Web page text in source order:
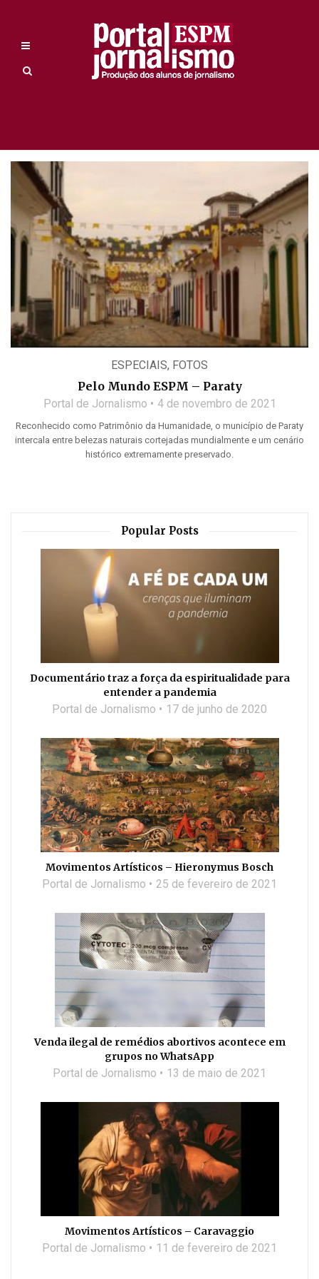
ESPECIAIS, FOTOS
Pelo Mundo ESPM – Paraty
Portal de Jornalismo 4 de novembro de 2021
Reconhecido como Patrimônio da Humanidade, o município de Paraty
intercala entre belezas naturais cortejadas mundialmente e um cenário
histórico extremamente preservado.
Popular Posts
Documentário traz a força da espiritualidade para
entender a pandemia
Portal de Jornalismo 17 de junho de 2020
Movimentos Artísticos – Hieronymus Bosch
Portal de Jornalismo 25 de fevereiro de 2021
Venda ilegal de remédios abortivos acontece em
grupos no WhatsApp
Portal de Jornalismo 13 de maio de 2021
Movimentos Artísticos – Caravaggio
Portal de Jornalismo 11 de fevereiro de 2021